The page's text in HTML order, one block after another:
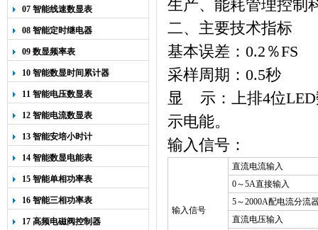
07 智能线速数显表
08 智能定时继电器
09 数显频率表
10 智能数显时间累计器
11 智能电压数显表
12 智能电流数显表
13 智能安培小时计
14 智能数显电能表
15 智能单相功率表
16 智能三相功率表
17 高频电磁阀控制器
生产、能耗管理控制
二、主要技术指标
基本误差： 0.2 ％FS
采样周期： 0.5秒
显
示：上排4位LED
示电能。
输入信号：
输入信号
直流电流输入
0～5A直接输入
5～2000A配电流分流
直流电压输入